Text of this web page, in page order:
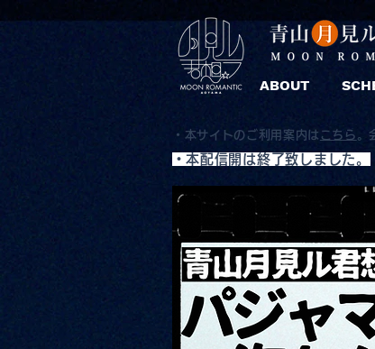
ABOUT
・本サイトのご利用案内は こちら 。
​・本配信開は終了致しました。